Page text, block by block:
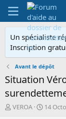
Un spécialiste
Inscription
Avant le dépôt
Situation
A
VEROA
D
14